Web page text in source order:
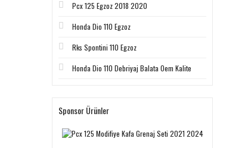
Pcx 125 Egzoz 2018 2020
Honda Dio 110 Egzoz
Rks Spontini 110 Egzoz
Honda Dio 110 Debriyaj Balata Oem Kalite
Sponsor Ürünler